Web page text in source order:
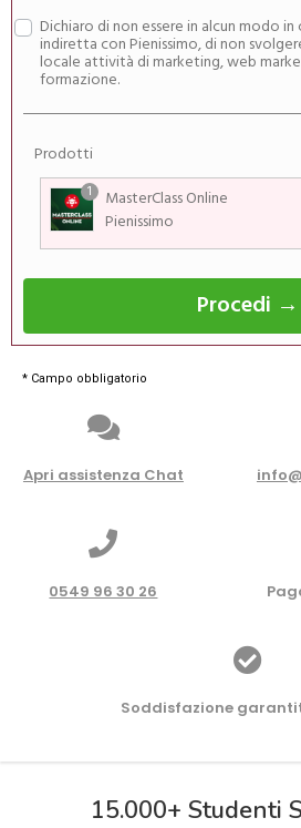
Dichiaro di non essere in alcun modo
indiretta con Pienissimo, di non
locale attività di marketing, web
formazione.
Prodotti
1
MasterClass Online
Pienissimo
Procedi →
* Campo obbligatorio
Apri assistenza Chat
0549 96 30 26
Soddisfazione
15.000+ Studenti